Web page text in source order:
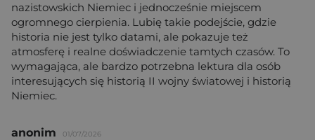
nazistowskich Niemiec i jednocześnie miejscem
ogromnego cierpienia. Lubię takie podejście, gdzie
historia nie jest tylko datami, ale pokazuje też
atmosferę i realne doświadczenie tamtych czasów. To
wymagająca, ale bardzo potrzebna lektura dla osób
interesujących się historią II wojny światowej i historią
Niemiec.
anonim 01/07/2026